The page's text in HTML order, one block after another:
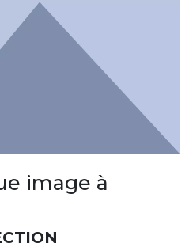
image à